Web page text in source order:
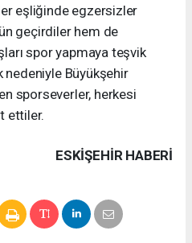
eşliğinde egzersizler
geçirdiler hem de
spor yapmaya teşvik
nedeniyle Büyükşehir
sporseverler, herkesi
ettiler.
ESKIŞEHIR HABERİ